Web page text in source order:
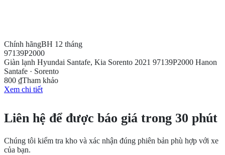
Chính hãngBH 12 tháng
97139P2000
Giàn lạnh Hyundai Santafe, Kia Sorento 2021 97139P2000 Hanon
Santafe · Sorento
800 ₫Tham khảo
Xem chi tiết
Liên hệ để được báo giá trong 30 phút
Chúng tôi kiểm tra kho và xác nhận đúng phiên bản phù hợp với xe
của bạn.